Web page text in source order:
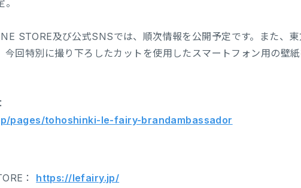
STORE及び公式SNSでは、順次情報を公開予定です。また、東
今回特別に撮り下ろしたカットを使用したスマートフォン用の壁
pages/tohoshinki-le-fairy-brandambassador
： https://lefairy.jp/